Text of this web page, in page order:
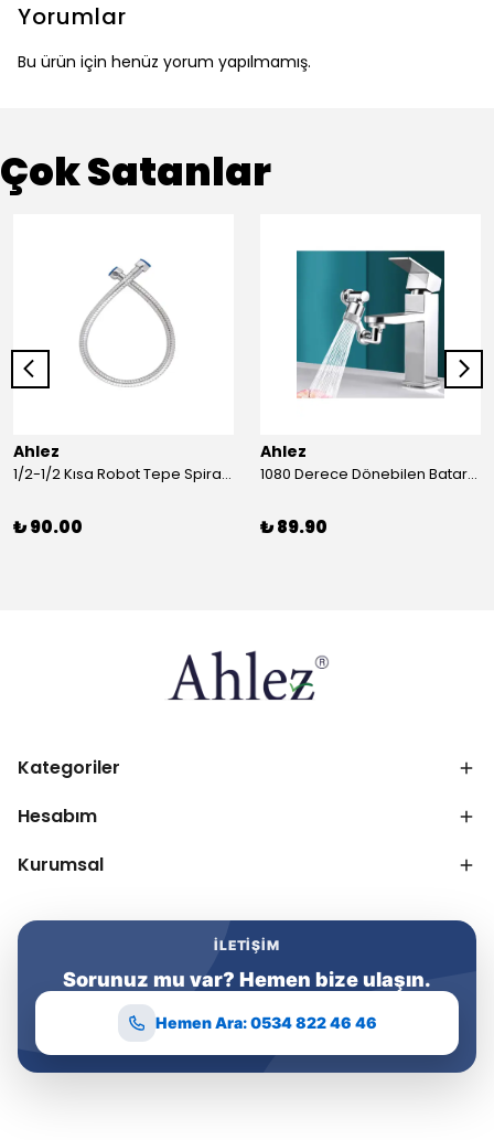
Yorumlar
Bu ürün için henüz yorum yapılmamış.
Çok Satanlar
Ahlez
1/2-1/2 Kısa Robot Tepe Spiral Duş Hortumu 60cm
₺ 90.00
Ahlez
1080 Derece Dönebilen Batarya Musluk Başlığı Krom Batarya 2 Fonksiyonlu Musluk Başlığı
₺ 89.90
Kategoriler
Hesabım
Kurumsal
İLETIŞIM
Sorunuz mu var? Hemen bize ulaşın.
Hemen Ara: 0534 822 46 46